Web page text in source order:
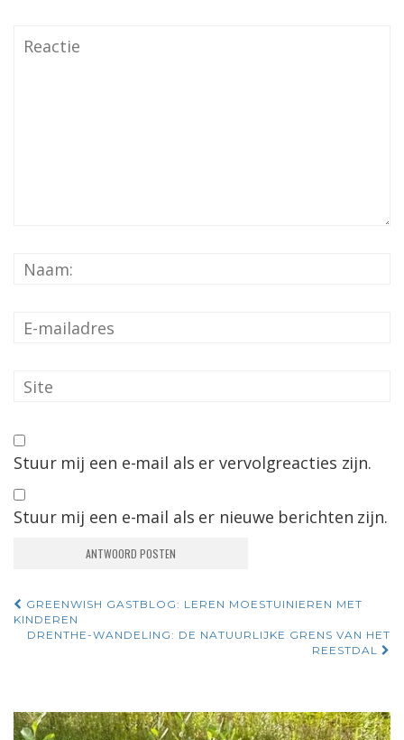
Stuur mij een e-mail als er vervolgreacties zijn.
Stuur mij een e-mail als er nieuwe berichten zijn.
Navigatie
door
GREENWISH GASTBLOG: LEREN MOESTUINIEREN MET
KINDEREN
DRENTHE-WANDELING: DE NATUURLIJKE GRENS VAN HET
REESTDAL